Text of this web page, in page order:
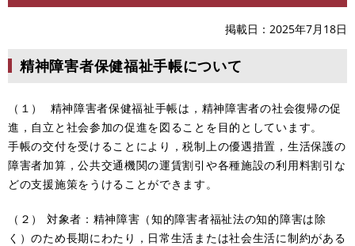
文
掲載日 2025年7月18日
精神障害者保健福祉手帳について
（１） 精神障害者保健福祉手帳は，精神障害者の社会復帰の促
進，自立と社会参加の促進を図ることを目的としています。
手帳の交付を受けることにより，税制上の優遇措置，生活保護の
障害者加算，公共交通機関の運賃割引や各種施設の利用料割引な
どの支援施策をうけることができます。
（２） 対象者：精神障害（知的障害者福祉法の知的障害は除
く）のため長期にわたり，日常生活または社会生活に制約がある